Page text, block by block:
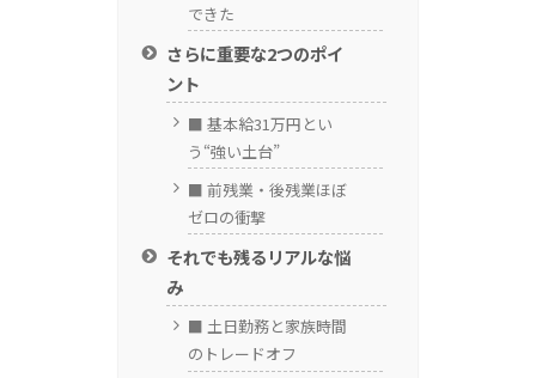
できた
さらに重要な2つのポイ
ント
■ 基本給31万円とい
う“強い土台”
■ 前残業・後残業ほぼ
ゼロの衝撃
それでも残るリアルな悩
み
■ 土日勤務と家族時間
のトレードオフ